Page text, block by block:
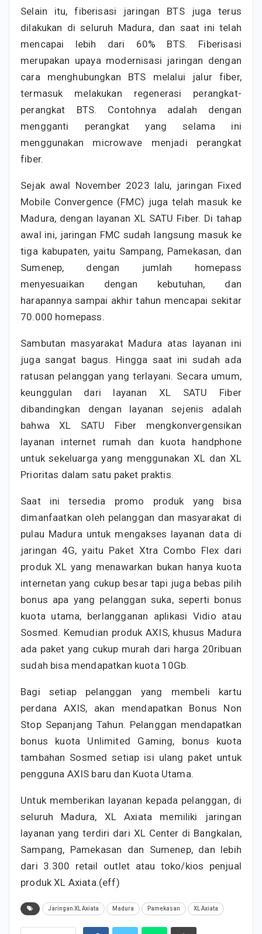
Selain itu, fiberisasi jaringan BTS juga terus
dilakukan di seluruh Madura, dan saat ini telah
mencapai lebih dari 60% BTS. Fiberisasi
merupakan upaya modernisasi jaringan dengan
cara menghubungkan BTS melalui jalur fiber,
termasuk melakukan regenerasi perangkat-
perangkat BTS. Contohnya adalah dengan
mengganti perangkat yang selama ini
menggunakan microwave menjadi perangkat
fiber.
Sejak awal November 2023 lalu, jaringan Fixed
Mobile Convergence (FMC) juga telah masuk ke
Madura, dengan layanan XL SATU Fiber. Di tahap
awal ini, jaringan FMC sudah langsung masuk ke
tiga kabupaten, yaitu Sampang, Pamekasan, dan
Sumenep, dengan jumlah homepass
menyesuaikan dengan kebutuhan, dan
harapannya sampai akhir tahun mencapai sekitar
70.000 homepass.
Sambutan masyarakat Madura atas layanan ini
juga sangat bagus. Hingga saat ini sudah ada
ratusan pelanggan yang terlayani. Secara umum,
keunggulan dari layanan XL SATU Fiber
dibandingkan dengan layanan sejenis adalah
bahwa XL SATU Fiber mengkonvergensikan
layanan internet rumah dan kuota handphone
untuk sekeluarga yang menggunakan XL dan XL
Prioritas dalam satu paket praktis.
Saat ini tersedia promo produk yang bisa
dimanfaatkan oleh pelanggan dan masyarakat di
pulau Madura untuk mengakses layanan data di
jaringan 4G, yaitu Paket Xtra Combo Flex dari
produk XL yang menawarkan bukan hanya kuota
internetan yang cukup besar tapi juga bebas pilih
bonus apa yang pelanggan suka, seperti bonus
kuota utama, berlangganan aplikasi Vidio atau
Sosmed. Kemudian produk AXIS, khusus Madura
ada paket yang cukup murah dari harga 20ribuan
sudah bisa mendapatkan kuota 10Gb.
Bagi setiap pelanggan yang membeli kartu
perdana AXIS, akan mendapatkan Bonus Non
Stop Sepanjang Tahun. Pelanggan mendapatkan
bonus kuota Unlimited Gaming, bonus kuota
tambahan Sosmed setiap isi ulang paket untuk
pengguna AXIS baru dan Kuota Utama.
Untuk memberikan layanan kepada pelanggan, di
seluruh Madura, XL Axiata memiliki jaringan
layanan yang terdiri dari XL Center di Bangkalan,
Sampang, Pamekasan dan Sumenep, dan lebih
dari 3.300 retail outlet atau toko/kios penjual
produk XL Axiata.(eff)
Jaringan XL Axiata Madura Pamekasan XL Axiata